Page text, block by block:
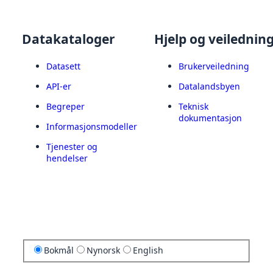
Datakataloger
Datasett
API-er
Begreper
Informasjonsmodeller
Tjenester og
hendelser
Hjelp og
Brukerveiledning
Datalandsbyen
Teknisk
dokumentasjon
Bokmål Nynorsk English